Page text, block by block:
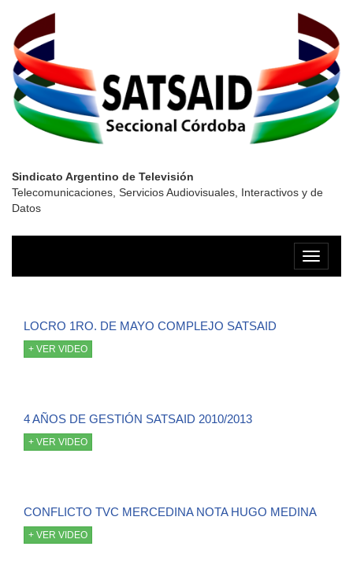
Sindicato Argentino de Televisión
Telecomunicaciones, Servicios Audiovisuales, Interactivos y de
Datos
Menú
LOCRO 1RO. DE MAYO COMPLEJO SATSAID
+ VER VIDEO
4 AÑOS DE GESTIÓN SATSAID 2010/2013
+ VER VIDEO
CONFLICTO TVC MERCEDINA NOTA HUGO MEDINA
+ VER VIDEO